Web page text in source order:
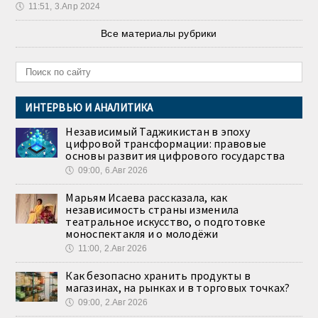
🕔 11:51, 3.Апр 2024
Все материалы рубрики
ИНТЕРВЬЮ И АНАЛИТИКА
Независимый Таджикистан в эпоху
цифровой трансформации: правовые
основы развития цифрового государства
🕔 09:00, 6.Авг 2026
Марьям Исаева рассказала, как
независимость страны изменила
театральное искусство, о подготовке
моноспектакля и о молодёжи
🕔 11:00, 2.Авг 2026
Как безопасно хранить продукты в
магазинах, на рынках и в торговых точках?
🕔 09:00, 2.Авг 2026